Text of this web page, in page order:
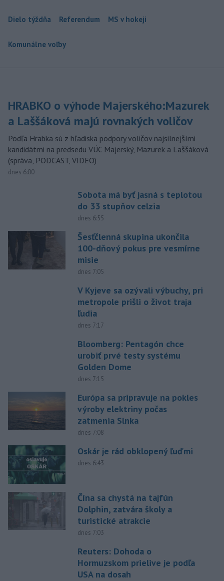
Dielo týždňa Referendum MS v hokeji
Komunálne voľby
HRABKO o výhode Majerského:Mazurek
a Laššáková majú rovnakých voličov
Podľa Hrabka sú z hľadiska podpory voličov najsilnejšími
kandidátmi na predsedu VÚC Majerský, Mazurek a Laššáková
(správa, PODCAST, VIDEO)
dnes 6:00
Sobota má byť jasná s teplotou
do 33 stupňov celzia
dnes 6:55
Šesťčlenná skupina ukončila
100-dňový pokus pre vesmírne
misie
dnes 7:05
V Kyjeve sa ozývali výbuchy, pri
metropole prišli o život traja
ľudia
dnes 7:17
Bloomberg: Pentagón chce
urobiť prvé testy systému
Golden Dome
dnes 7:15
Európa sa pripravuje na pokles
výroby elektriny počas
zatmenia Slnka
dnes 7:08
Oskár je rád obklopený ľuďmi
dnes 6:43
Čína sa chystá na tajfún
Dolphin, zatvára školy a
turistické atrakcie
dnes 7:03
Reuters: Dohoda o
Hormuzskom prielive je podľa
USA na dosah